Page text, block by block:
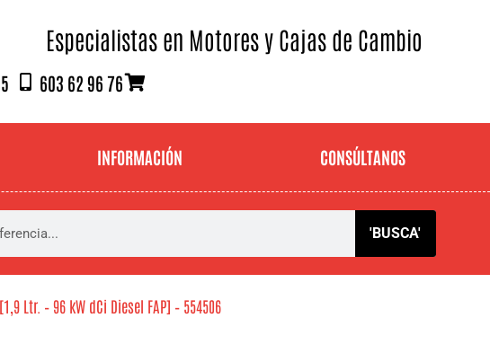
Especialistas en Motores y Cajas de Cambio
603 62 96 76
INFORMACIÓN CONSÚLTANOS
'BUSCA'
Ltr. – 96 kW dCi Diesel FAP] – 554506